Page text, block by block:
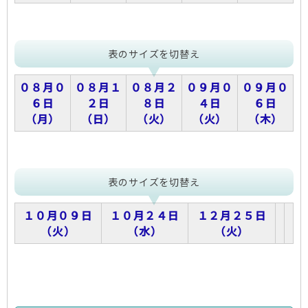
表のサイズを切替え
０８月０
６日
（月）
０８月１
２日
（日）
０８月２
８日
（火）
０９月０
４日
（火）
０９月０
６日
（木）
表のサイズを切替え
１０月０９日
（火）
１０月２４日
（水）
１２月２５日
（火）